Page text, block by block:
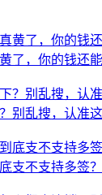
了，你的钱还能
别乱搜，认准
支不支持多签